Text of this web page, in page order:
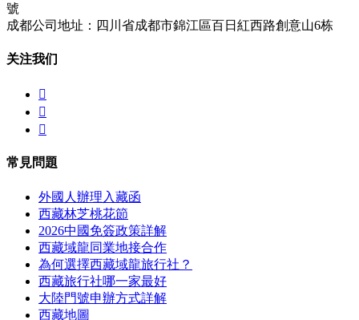
號
成都公司地址：四川省成都市錦江區百日紅西路創意山6栋
关注我们



常見問題
外國人辦理入藏函
西藏林芝桃花節
2026中國免簽政策詳解
西藏域龍同業地接合作
為何選擇西藏域龍旅行社？
西藏旅行社哪一家最好
大陸門號申辦方式詳解
西藏地圖